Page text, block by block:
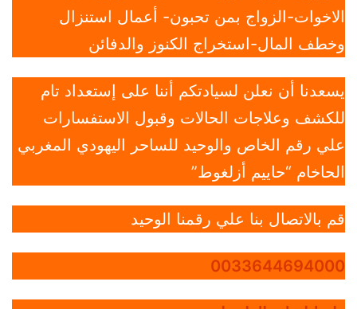
الاخوات-الزواج بمن تحبون- أعمال استنزال
وخطف المال-استخراج الكنوز والدفائن
يسعدنا أن نعلن لسيادتكم أننا على إستعداد تام
للكشف وعلاجات الحالات وقبول الاستفسارات
علي رقم الخاص والوحيد للساحر اليهودي المغربي
الحاخام “حاييم أزلغوط”
قم بالاتصال بنا علي رقمنا الوحيد
0033644694000